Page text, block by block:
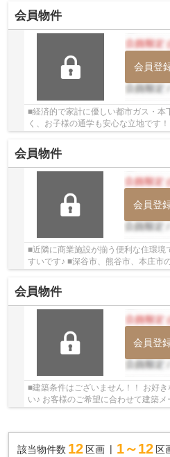
会員物件
会員登
■経済的で家計に優しい都市ガス・本
く、お子様の通学も安心な立地です
で便利な住環境！ いつでもお
会員物件
会員登
■近隣に商業施設が揃う便利な住環
すいです♪ ■深谷市、熊谷市、本庄市
お任せ下さい。 安心、丁寧、スピー
会員物件
会員登
■建築条件はございません！！ お好
い♪ お客様のご希望に合わせて建築メ
す♪ ■こちらの物件はスーパーが近く
該当物件数 12 区画 1～12 区